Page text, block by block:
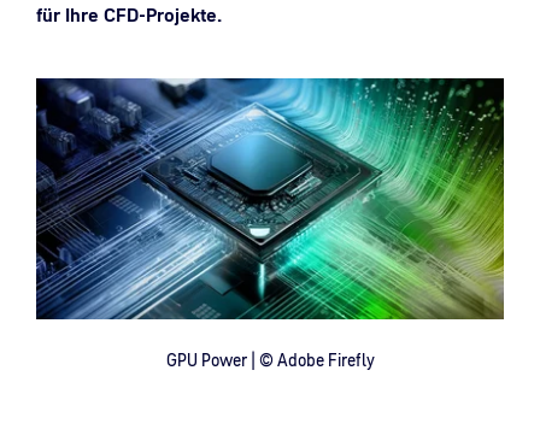
für Ihre CFD-Projekte.
GPU Power | © Adobe Firefly